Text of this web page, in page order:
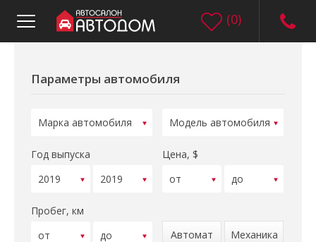
(0)
Параметры автомобиля
Год выпуска Цена, $
Пробег, км
Автомат
Механика